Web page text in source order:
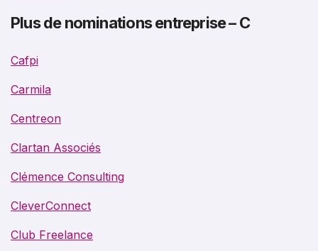
Plus de nominations entreprise – C
Cafpi
Carmila
Centreon
Clartan Associés
Clémence Consulting
CleverConnect
Club Freelance